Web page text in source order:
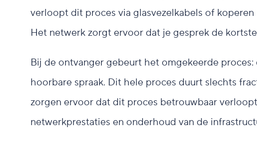
verloopt dit proces via glasvezelkabels of
Het netwerk zorgt ervoor dat je gesprek de
Bij de ontvanger gebeurt het omgekeerde
hoorbare spraak. Dit hele proces duurt slechts
zorgen ervoor dat dit proces betrouwbaar
netwerkprestaties en onderhoud van de